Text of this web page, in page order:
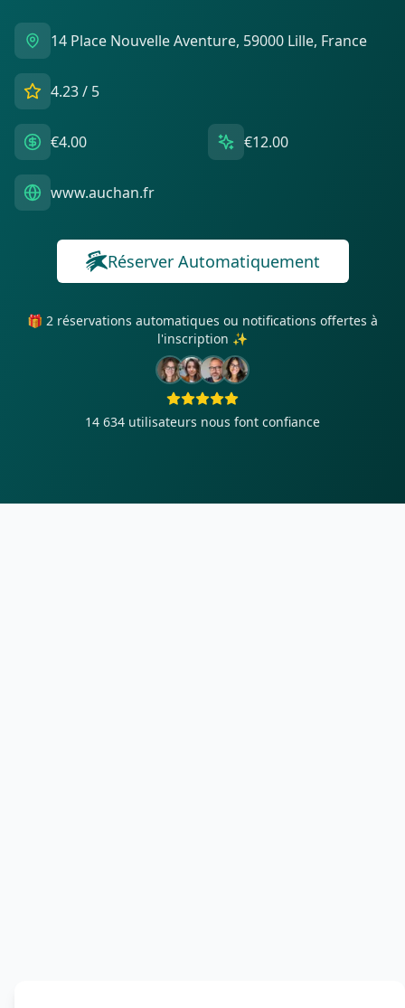
14 Place Nouvelle Aventure, 59000 Lille, France
4.23/ 5
€4.00 €12.00
www.auchan.fr
Réserver Automatiquement
🎁 2 réservations automatiques ou notifications offertes à
l'inscription ✨
14 634 utilisateurs nous font confiance